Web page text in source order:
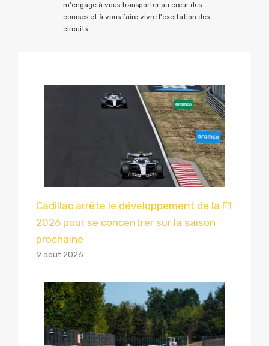
m'engage à vous transporter au cœur des
courses et à vous faire vivre l'excitation des
circuits.
Cadillac arrête le développement de la F1
2026 pour se concentrer sur la saison
prochaine
9 août 2026